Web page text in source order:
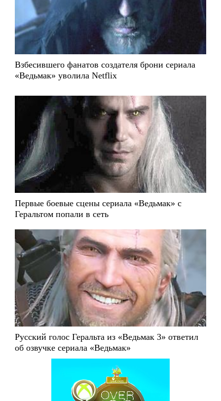
Взбесившего фанатов создателя брони сериала
«Ведьмак» уволила Netflix
Первые боевые сцены сериала «Ведьмак» с
Геральтом попали в сеть
Русский голос Геральта из «Ведьмак 3» ответил
об озвучке сериала «Ведьмак»